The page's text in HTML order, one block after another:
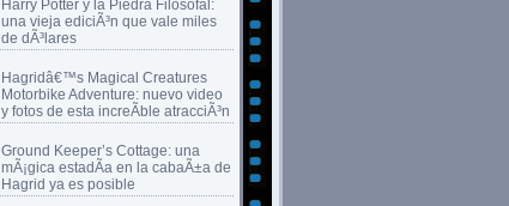
Harry Potter y la Piedra Filosofal:
una vieja ediciÃ³n que vale miles
de dÃ³lares
Hagridâ€™s Magical Creatures
Motorbike Adventure: nuevo video
y fotos de esta increÃ­ble atracciÃ³n
Ground Keeper’s Cottage: una
mÃ¡gica estadÃ­a en la cabaÃ±a de
Hagrid ya es posible